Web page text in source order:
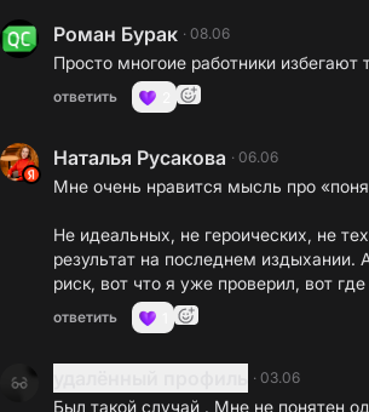
Роман Бурак · 08.06
Просто многоие работники избегают
ответить
Наталья Русакова · 06.06
Мне очень нравится мысль про
Не идеальных, не героических, не
результат на последнем издыхании.
риск, вот что я уже проверил, вот
ответить
· 03.06
Был такой случай . Мне не понятен